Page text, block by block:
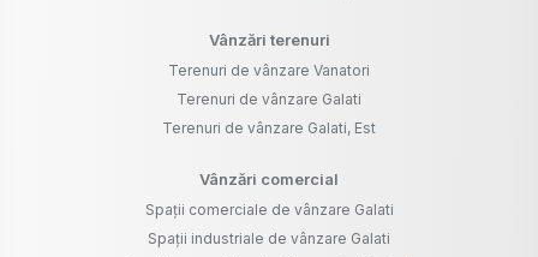
Vânzări terenuri
Terenuri de vânzare Vanatori
Terenuri de vânzare Galati
Terenuri de vânzare Galati, Est
Vânzări comercial
Spații comerciale de vânzare Galati
Spații industriale de vânzare Galati